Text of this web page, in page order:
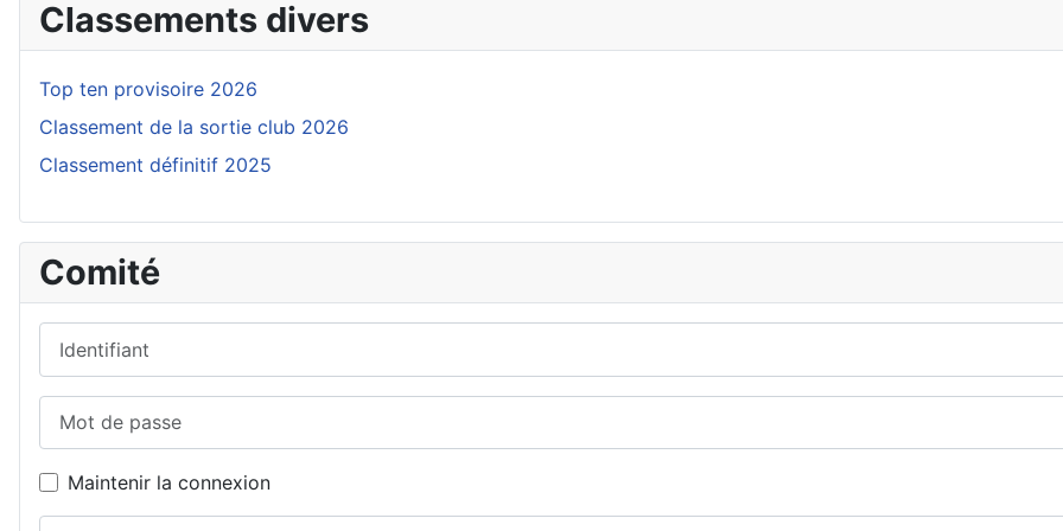
Classements divers
Top ten provisoire 2026
Classement de la sortie club 2026
Classement définitif 2025
Comité
Maintenir la connexion